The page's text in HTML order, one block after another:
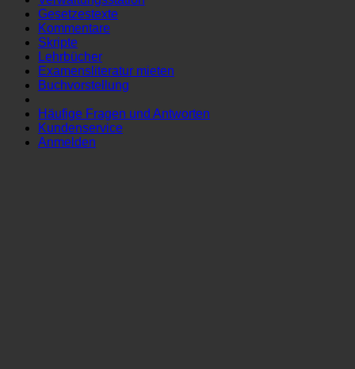
Gesetzestexte
Kommentare
Skripte
Lehrbücher
Examensliteratur mieten
Buchvorstellung
Häufige Fragen und Antworten
Kundenservice
Anmelden